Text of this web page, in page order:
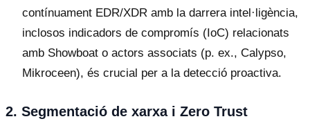
contínuament EDR/XDR amb la darrera intel·ligència,
inclosos indicadors de compromís (IoC) relacionats
amb Showboat o actors associats (p. ex., Calypso,
Mikroceen), és crucial per a la detecció proactiva.
2. Segmentació de xarxa i Zero Trust